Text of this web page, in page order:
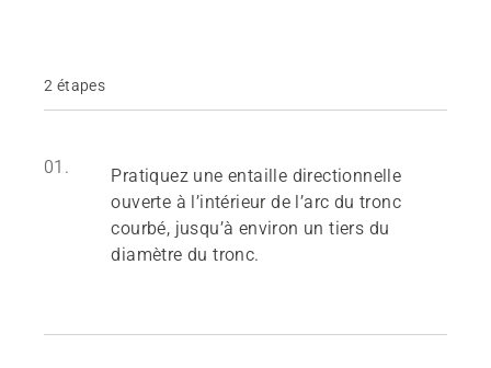
2 étapes
01.
Pratiquez une entaille directionnelle
ouverte à l’intérieur de l’arc du tronc
courbé, jusqu’à environ un tiers du
diamètre du tronc.